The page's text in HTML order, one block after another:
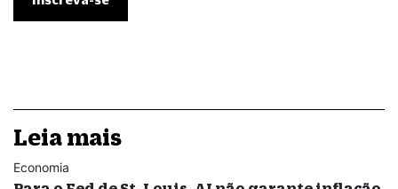
Leia mais
Economia